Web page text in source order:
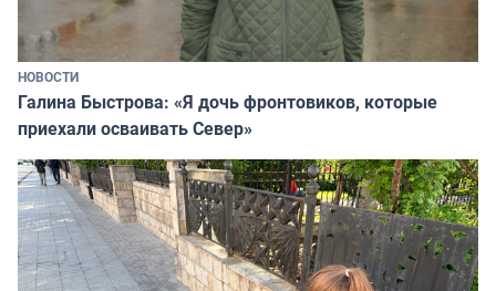
НОВОСТИ
Галина Быстрова: «Я дочь фронтовиков, которые
приехали осваивать Север»